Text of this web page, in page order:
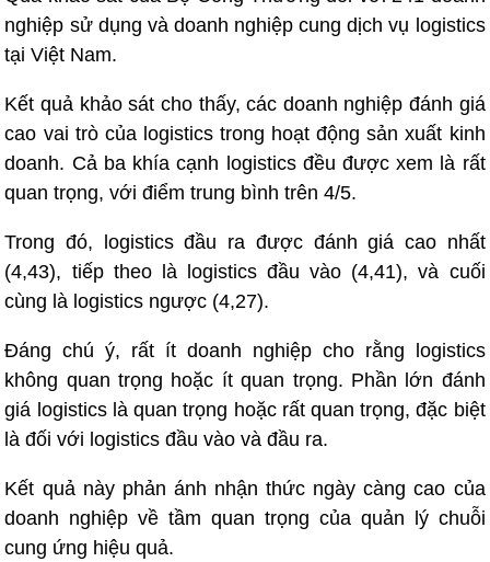
nghiệp sử dụng và doanh nghiệp cung dịch vụ logistics
tại Việt Nam.
Kết quả khảo sát cho thấy, các doanh nghiệp đánh giá
cao vai trò của logistics trong hoạt động sản xuất kinh
doanh. Cả ba khía cạnh logistics đều được xem là rất
quan trọng, với điểm trung bình trên 4/5.
Trong đó, logistics đầu ra được đánh giá cao nhất
(4,43), tiếp theo là logistics đầu vào (4,41), và cuối
cùng là logistics ngược (4,27).
Đáng chú ý, rất ít doanh nghiệp cho rằng logistics
không quan trọng hoặc ít quan trọng. Phần lớn đánh
giá logistics là quan trọng hoặc rất quan trọng, đặc biệt
là đối với logistics đầu vào và đầu ra.
Kết quả này phản ánh nhận thức ngày càng cao của
doanh nghiệp về tầm quan trọng của quản lý chuỗi
cung ứng hiệu quả.